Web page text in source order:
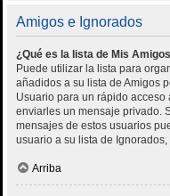
Amigos e Ignorados
¿Qué es la lista de Mis
Puede utilizar la lista para
añadidos a su lista de Amigos
Usuario para un rápido
enviarles un mensaje privado.
mensajes de estos usuarios
usuario a su lista de
Arriba